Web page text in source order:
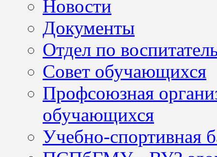
Новости
Документы
Отдел по
Совет обучающихся
Профсоюзная
обучающихся
Учебно-спортивная